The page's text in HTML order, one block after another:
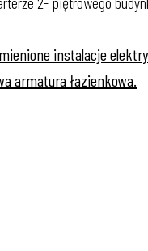
instalacje
armatura łazienkowa.